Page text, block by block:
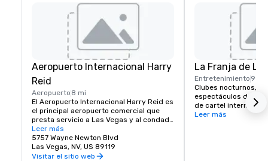
Aeropuerto Internacional Harry
Reid
Aeropuerto 8 mi
El Aeropuerto Internacional Harry Reid es
el principal aeropuerto comercial que
presta servicio a Las Vegas y al condado
de Clark, Nevada, Estados Unidos. El
aeropuerto está a cinco millas al sur del
centro de Las Vegas, en el área no
incorporada de Paradise en el condado
Leer más
5757 Wayne Newton Blvd
Las Vegas, NV, US 89119
Visitar el sitio web
La Franja de
Entretenimiento 9 mi
Clubes nocturnos,
espectáculos de
de cartel
de la escena del
Leer más